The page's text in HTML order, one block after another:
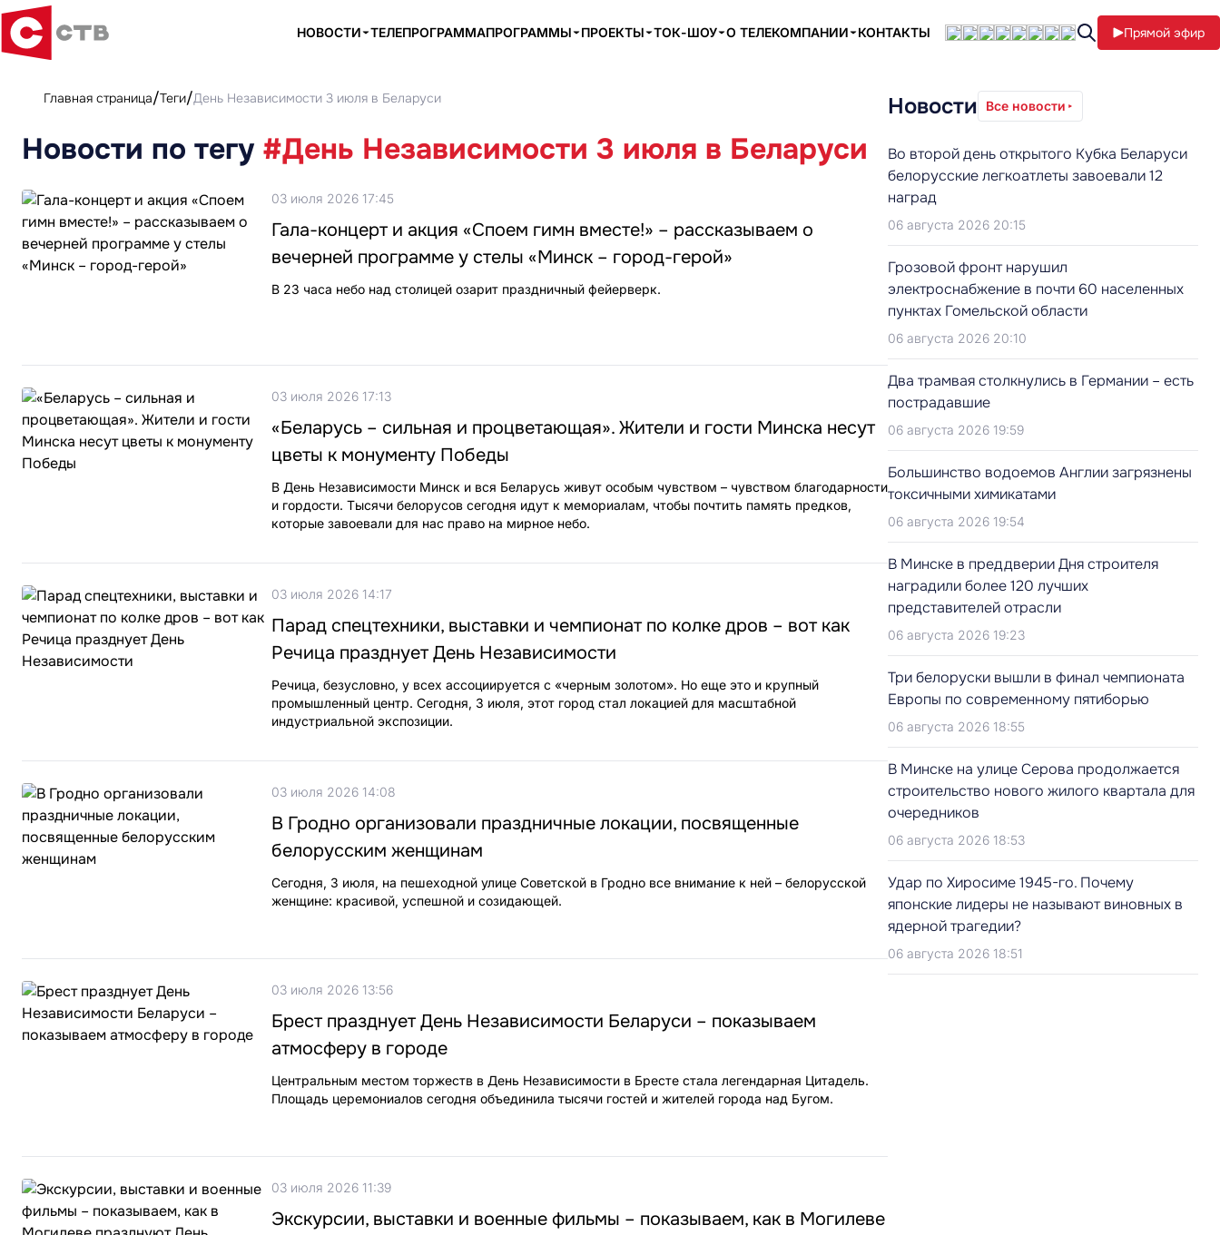
НОВОСТИ ТЕЛЕПРОГРАММАПРОГРАММЫ ПРОЕКТЫ ТОК-ШОУ О ТЕЛЕКОМПАНИИ КОНТАКТЫ Прямой эфир
Главная страница Теги День Независимости 3 июля в Беларуси
Новости по тегу #День Независимости 3 июля в Беларуси
03 июля 2026 17:45
Гала-концерт и акция «Споем гимн вместе!» – рассказываем о
вечерней программе у стелы «Минск – город-герой»
В 23 часа небо над столицей озарит праздничный фейерверк.
03 июля 2026 17:13
«Беларусь – сильная и процветающая». Жители и гости Минска несут
цветы к монументу Победы
В День Независимости Минск и вся Беларусь живут особым чувством – чувством благодарности
и гордости. Тысячи белорусов сегодня идут к мемориалам, чтобы почтить память предков,
которые завоевали для нас право на мирное небо.
03 июля 2026 14:17
Парад спецтехники, выставки и чемпионат по колке дров – вот как
Речица празднует День Независимости
Речица, безусловно, у всех ассоциируется с «черным золотом». Но еще это и крупный
промышленный центр. Сегодня, 3 июля, этот город стал локацией для масштабной
индустриальной экспозиции.
03 июля 2026 14:08
В Гродно организовали праздничные локации, посвященные
белорусским женщинам
Сегодня, 3 июля, на пешеходной улице Советской в Гродно все внимание к ней – белорусской
женщине: красивой, успешной и созидающей.
03 июля 2026 13:56
Брест празднует День Независимости Беларуси – показываем
атмосферу в городе
Центральным местом торжеств в День Независимости в Бресте стала легендарная Цитадель.
Площадь церемониалов сегодня объединила тысячи гостей и жителей города над Бугом.
03 июля 2026 11:39
Экскурсии, выставки и военные фильмы – показываем, как в Могилеве
Новости Все новости
Во второй день открытого Кубка Беларуси
белорусские легкоатлеты завоевали 12
наград
06 августа 2026 20:15
Грозовой фронт нарушил
электроснабжение в почти 60 населенных
пунктах Гомельской области
06 августа 2026 20:10
Два трамвая столкнулись в Германии – есть
пострадавшие
06 августа 2026 19:59
Большинство водоемов Англии загрязнены
токсичными химикатами
06 августа 2026 19:54
В Минске в преддверии Дня строителя
наградили более 120 лучших
представителей отрасли
06 августа 2026 19:23
Три белоруски вышли в финал чемпионата
Европы по современному пятиборью
06 августа 2026 18:55
В Минске на улице Серова продолжается
строительство нового жилого квартала для
очередников
06 августа 2026 18:53
Удар по Хиросиме 1945-го. Почему
японские лидеры не называют виновных в
ядерной трагедии?
06 августа 2026 18:51